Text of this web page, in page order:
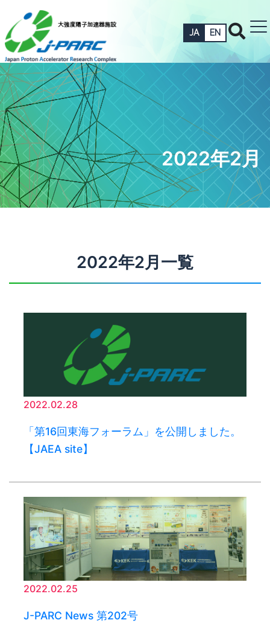
JA EN
2022年2月
2022年2月一覧
2022.02.28
「第16回東海フォーラム」を公開しました。
【JAEA site】
2022.02.25
J-PARC News 第202号